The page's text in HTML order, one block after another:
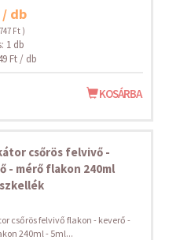
/ db
Ft )
1 db
Ft / db
KOSÁRBA
csőrös felvivő -
- mérő flakon 240ml
csőrös felvivő flakon - keverő -
240ml - 5ml...